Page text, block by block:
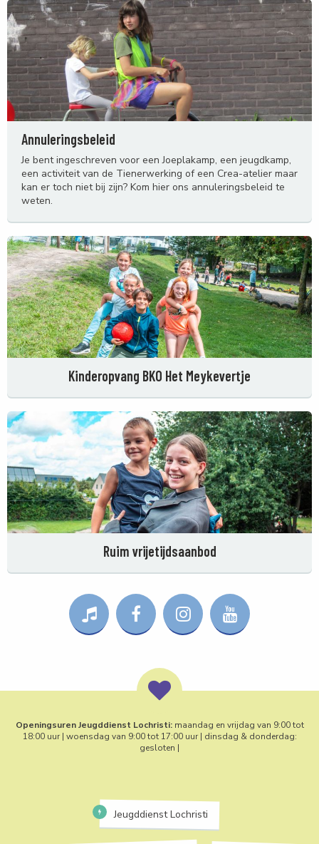
Annuleringsbeleid
Je bent ingeschreven voor een Joeplakamp, een jeugdkamp,
een activiteit van de Tienerwerking of een Crea-atelier maar
kan er toch niet bij zijn? Kom hier ons annuleringsbeleid te
weten.
Kinderopvang BKO Het Meykevertje
Ruim vrijetijdsaanbod
Openingsuren Jeugddienst Lochristi:maandag en vrijdag van 9:00 tot
18:00 uur | woensdag van 9:00 tot 17:00 uur | dinsdag & donderdag:
gesloten |
Jeugddienst Lochristi